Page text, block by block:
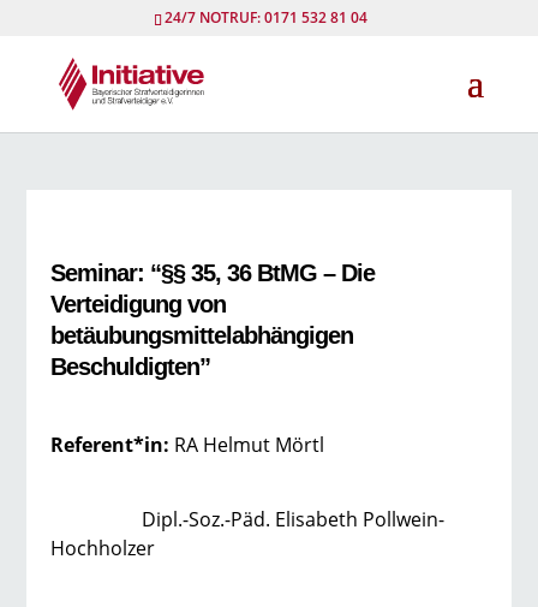
24/7 NOTRUF: 0171 532 81 04
Seminar: “§§ 35, 36 BtMG – Die
Verteidigung von
betäubungsmittelabhängigen
Beschuldigten”
Referent*in: RA Helmut Mörtl
Dipl.-Soz.-Päd. Elisabeth Pollwein-
Hochholzer